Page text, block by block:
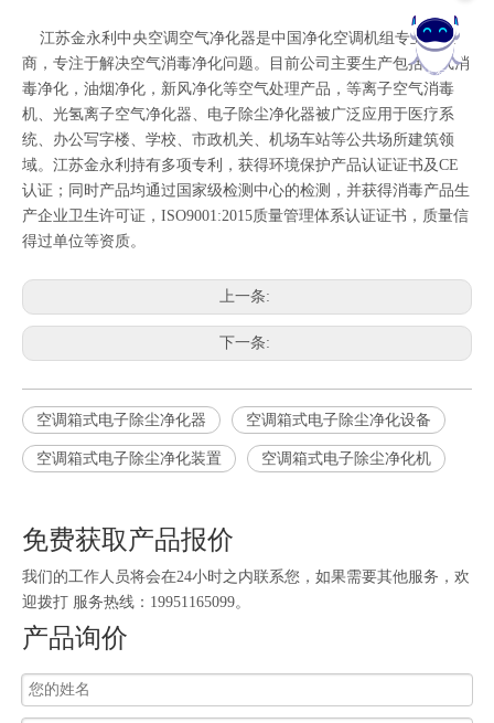
江苏金永利 中央空调空气净化器是中国净化空调机组专业制造
商，专注于解决空气消毒净化问题。目前公司主要生产包括空气消
毒净化，油烟净化，新风净化等空气处理产品， 等离子空气消毒
机、 光氢离子空气净化器、 电子除尘净化器被广泛应用于医疗系
统、办公写字楼、学校、市政机关、机场车站等公共场所建筑领
域。江苏金永利持有多项专利，获得环境保护产品认证证书及CE
认证；同时产品均通过国家级检测中心的检测，并获得消毒产品生
产企业卫生许可证，ISO9001:2015质量管理体系认证证书，质量信
得过单位等资质。
上一条:
下一条:
空调箱式电子除尘净化器 空调箱式电子除尘净化设备
空调箱式电子除尘净化装置 空调箱式电子除尘净化机
免费获取产品报价
我们的工作人员将会在24小时之内联系您，如果需要其他服务，欢
迎拨打 服务热线：19951165099。
产品询价
在线客服